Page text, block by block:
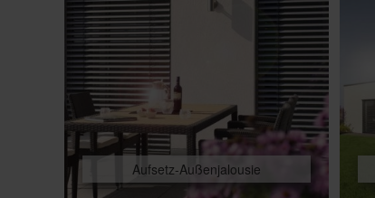
Aufsetz-Außenjalousie